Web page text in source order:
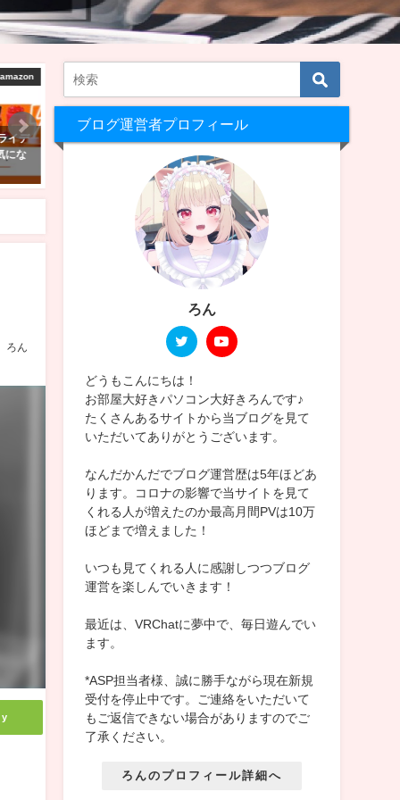
ビュー！
くて
ック
う！アバターのアップロードがで
きる方向け！【Unity2022】
始めたら行ってほしい日
ろん
ブログ運営者プロフィール
ろん
どうもこんにちは！
お部屋大好きパソコン大好きろんです♪
たくさんあるサイトから当ブログを見て
いただいてありがとうございます。
なんだかんだでブログ運営歴は5年ほどあ
ります。コロナの影響で当サイトを見て
くれる人が増えたのか最高月間PVは10万
ほどまで増えました！
いつも見てくれる人に感謝しつつブログ
運営を楽しんでいきます！
最近は、VRChatに夢中で、毎日遊んでい
ます。
*ASP担当者様、誠に勝手ながら現在新規
受付を停止中です。ご連絡をいただいて
もご返信できない場合がありますのでご
了承ください。
ろんのプロフィール詳細へ